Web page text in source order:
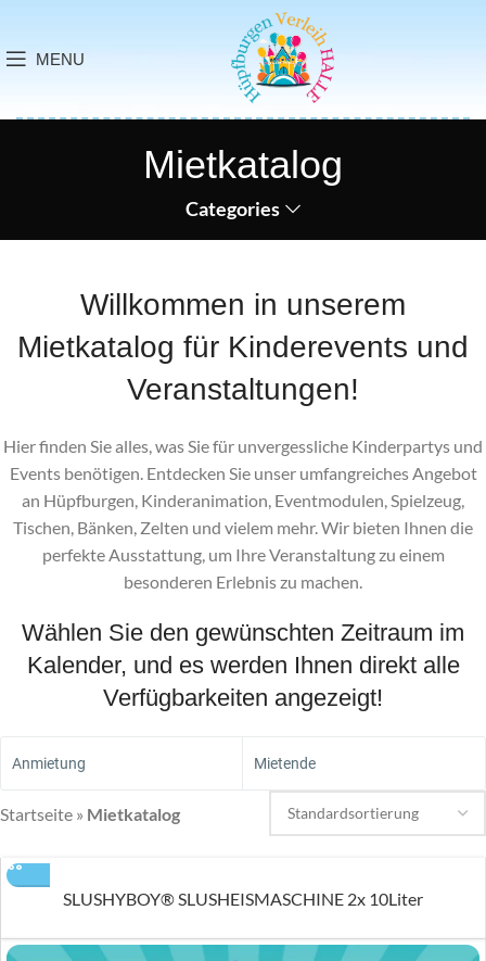
MENU
Mietkatalog
Categories
Willkommen in unserem
Mietkatalog für Kinderevents und
Veranstaltungen!
Hier finden Sie alles, was Sie für unvergessliche Kinderpartys und
Events benötigen. Entdecken Sie unser umfangreiches Angebot
an Hüpfburgen, Kinderanimation, Eventmodulen, Spielzeug,
Tischen, Bänken, Zelten und vielem mehr. Wir bieten Ihnen die
perfekte Ausstattung, um Ihre Veranstaltung zu einem
besonderen Erlebnis zu machen.
Wählen Sie den gewünschten Zeitraum im
Kalender, und es werden Ihnen direkt alle
Verfügbarkeiten angezeigt!
Anmietung Mietende
Startseite » Mietkatalog
SLUSHYBOY® SLUSHEISMASCHINE 2x 10Liter